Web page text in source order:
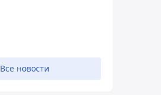
Все новости